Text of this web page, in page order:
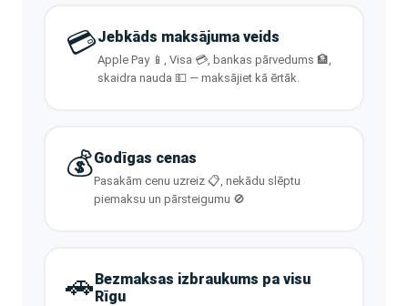
💳Jebkāds maksājuma veids
Apple Pay 📱, Visa 💳, bankas pārvedums 🏦,
skaidra nauda 💵 — maksājiet kā ērtāk.
💰Godīgas cenas
Pasakām cenu uzreiz 📋, nekādu slēptu
piemaksu un pārsteigumu 🚫
🚗Bezmaksas izbraukums pa visu
Rīgu